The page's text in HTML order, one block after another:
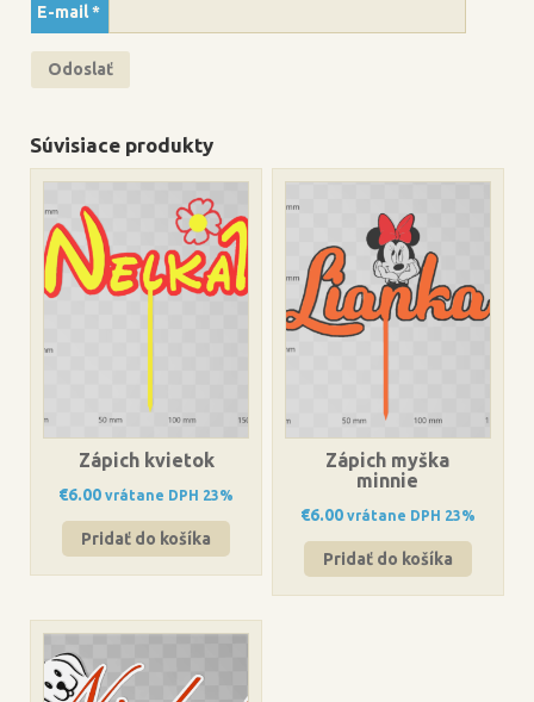
E-mail*
Súvisiace produkty
Zápich kvietok
€6.00 vrátane DPH 23%
Pridať do košíka
Zápich myška
minnie
€6.00 vrátane DPH 23%
Pridať do košíka